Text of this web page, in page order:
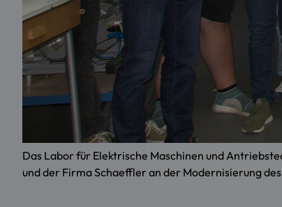
Das Labor für Elektrische Maschinen und
und der Firma Schaeffler an der Modernisierung